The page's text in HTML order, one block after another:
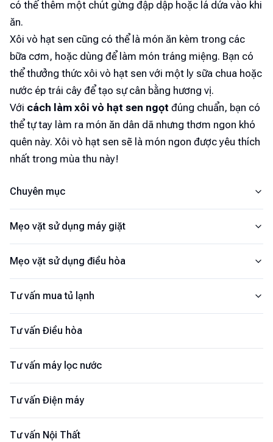
Chuyên mục
Mẹo vặt sử dụng máy giặt
Mẹo vặt sử dụng điều hòa
Tư vấn mua tủ lạnh
Tư vấn Điều hòa
Tư vấn máy lọc nước
Tư vấn Điện máy
Tư vấn Nội Thất
có thể thêm một chút gừng đập dập hoặc lá dứa vào khi
ăn.
Xôi vò hạt sen cũng có thể là món ăn kèm trong các
bữa cơm, hoặc dùng để làm món tráng miệng. Bạn có
thể thưởng thức xôi vò hạt sen với một ly sữa chua hoặc
nước ép trái cây để tạo sự cân bằng hương vị.
Với cách làm xôi vò hạt sen ngọt đúng chuẩn, bạn có
thể tự tay làm ra món ăn dân dã nhưng thơm ngon khó
quên này. Xôi vò hạt sen sẽ là món ngon được yêu thích
nhất trong mùa thu này!